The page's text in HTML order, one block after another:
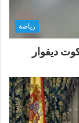
رياضة
ديفوار